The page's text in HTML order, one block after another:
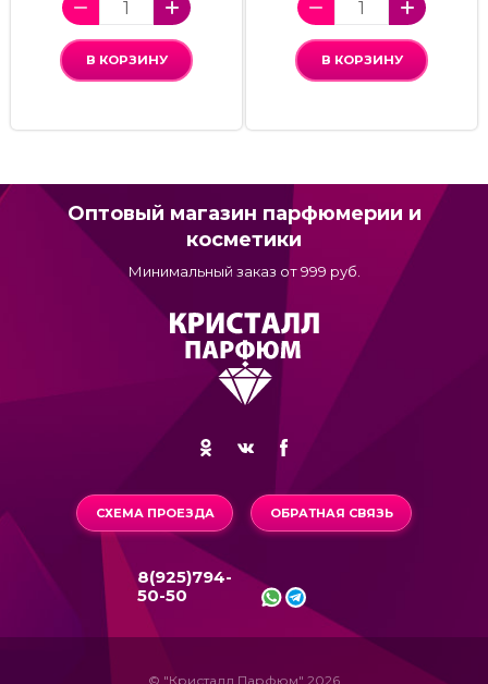
В КОРЗИНУ В КОРЗИНУ
Оптовый магазин парфюмерии и
косметики
Минимальный заказ от 999 руб.
СХЕМА ПРОЕЗДА ОБРАТНАЯ СВЯЗЬ
8(925)794-
50-50
© "Кристалл Парфюм" 2026